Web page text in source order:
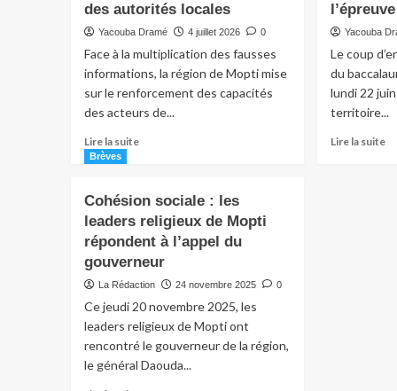
des autorités locales
Yacouba Dramé 4 juillet 2026 0
Face à la multiplication des fausses
informations, la région de Mopti mise
sur le renforcement des capacités
des acteurs de...
Lire la suite
Yacouba
Le coup
du
lundi 22
territoire...
Lire la suite
Brèves
Cohésion sociale : les
leaders religieux de Mopti
répondent à l’appel du
gouverneur
La Rédaction 24 novembre 2025 0
Ce jeudi 20 novembre 2025, les
leaders religieux de Mopti ont
rencontré le gouverneur de la région,
le général Daouda...